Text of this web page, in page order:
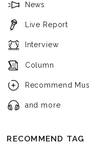
News
Live Report
Interview
Column
Recommend
and more
RECOMMEND TAG